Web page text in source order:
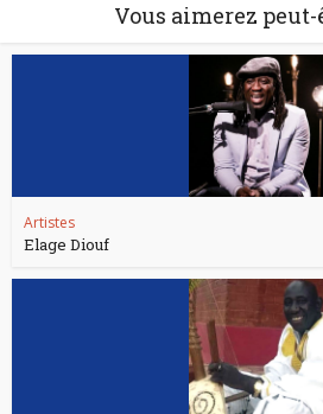
Vous aimerez
Artistes
Elage Diouf